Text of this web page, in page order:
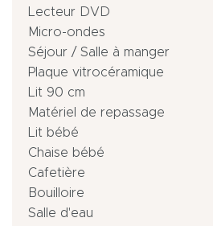
Lecteur DVD
Micro-ondes
Séjour / Salle à manger
Plaque vitrocéramique
Lit 90 cm
Matériel de repassage
Lit bébé
Chaise bébé
Cafetière
Bouilloire
Salle d'eau